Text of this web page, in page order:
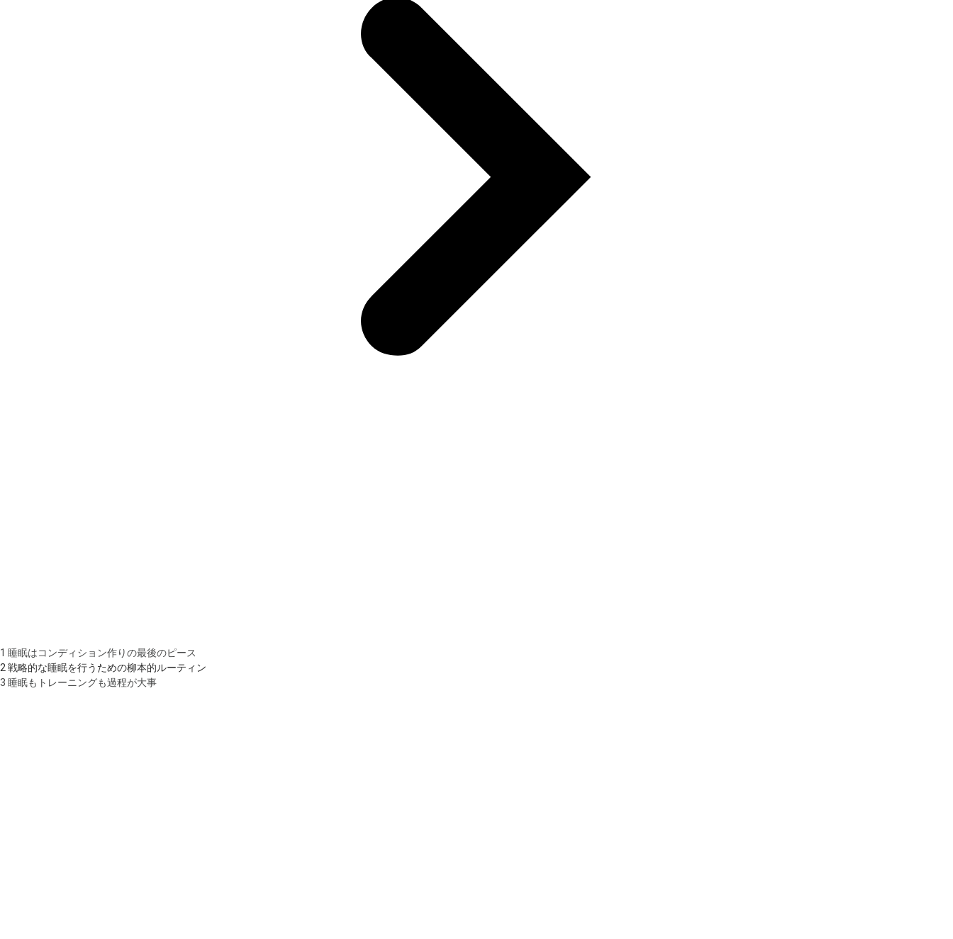
1 睡眠はコンディション作りの最後のピース
2 戦略的な睡眠を行うための柳本的ルーティン
3 睡眠もトレーニングも過程が大事